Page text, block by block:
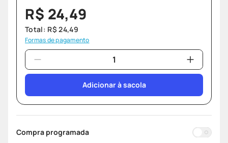
R$ 24,49
Total: R$ 24,49
Formas de pagamento
Adicionar à sacola
Compra programada